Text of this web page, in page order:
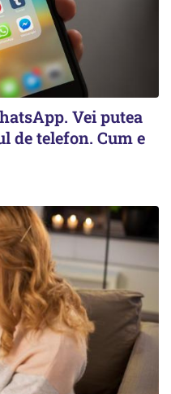
Vei putea
de telefon. Cum e